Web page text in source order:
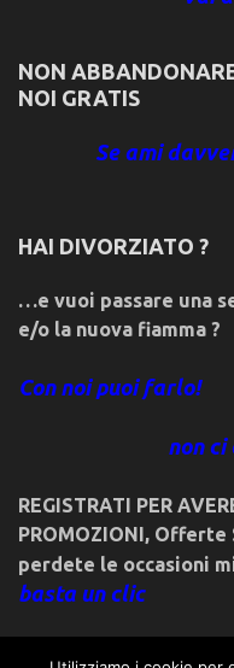
NON
NOI GRATIS
Se ami
HAI DIVORZIATO ?
…e vuoi passare una
e/o la nuova fiamma ?
Con noi puoi farlo!
non
REGISTRATI PER
PROMOZIONI, Offerte
perdete le occasioni
basta un clic